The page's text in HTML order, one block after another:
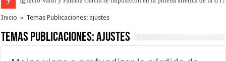
Inicio » Temas Publicaciones: ajustes
Temas Publicaciones:ajustes